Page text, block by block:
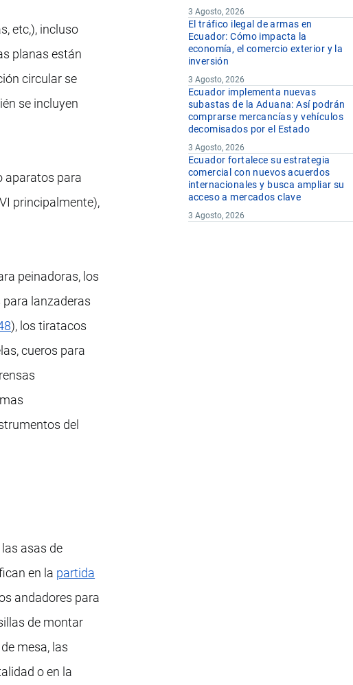
etc,), incluso
planas están
circular se
se incluyen
aparatos para
principalmente),
peinadoras, los
lanzaderas
), los tiratacos
cueros para
del
asas de
en la partida
andadores para
de montar
mesa, las
o en la
3 Agosto, 2026
El tráfico ilegal de armas en
Ecuador: Cómo impacta la
economía, el comercio exterior y la
inversión
3 Agosto, 2026
Ecuador implementa nuevas
subastas de la Aduana: Así podrán
comprarse mercancías y vehículos
decomisados por el Estado
3 Agosto, 2026
Ecuador fortalece su estrategia
comercial con nuevos acuerdos
internacionales y busca ampliar su
acceso a mercados clave
3 Agosto, 2026